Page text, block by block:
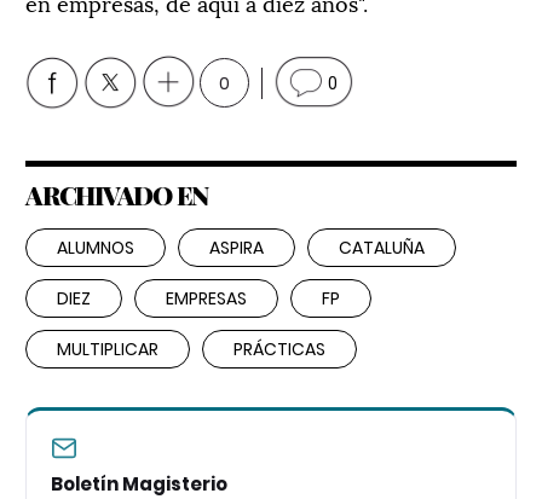
0 0
ARCHIVADO EN
ALUMNOS ASPIRA CATALUÑA
DIEZ EMPRESAS FP
MULTIPLICAR PRÁCTICAS
Boletín Magisterio